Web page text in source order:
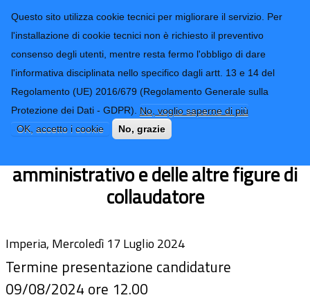
Questo sito utilizza cookie tecnici per migliorare il servizio. Per
l'installazione di cookie tecnici non è richiesto il preventivo
consenso degli utenti, mentre resta fermo l'obbligo di dare
l'informativa disciplinata nello specifico dagli artt. 13 e 14 del
Regolamento (UE) 2016/679 (Regolamento Generale sulla
Protezione dei Dati - GDPR). No, voglio saperne di più
OK, accetto i cookie
No, grazie
Provincia di
Imperia
CONTATTI-URP
TRASPARENZA
Form di ricerca
Avviso manifestazione di interesse
acquisizione candidature nomina
amministrativo e delle altre figure di
collaudatore
Imperia, Mercoledì 17 Luglio 2024
Termine presentazione candidature
09/08/2024 ore 12.00